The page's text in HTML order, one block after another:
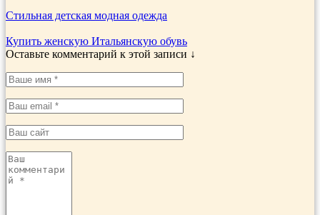
Стильная детская модная одежда
Купить женскую Итальянскую обувь
Оставьте комментарий к этой записи ↓